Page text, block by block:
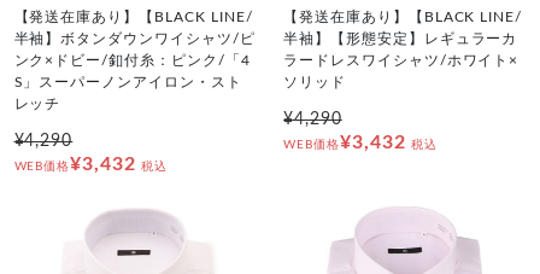
【発送在庫あり】【BLACK LINE/
半袖】ボタンダウンワイシャツ/ピ
ンク×ドビー/釦付糸：ピンク/「4
S」スーパーノンアイロン・スト
レッチ
¥4,290
WEB価格¥3,432 税込
【発送在庫あり】【BLACK LINE/
半袖】【形態安定】レギュラーカ
ラードレスワイシャツ/ホワイト×
ソリッド
¥4,290
WEB価格¥3,432 税込